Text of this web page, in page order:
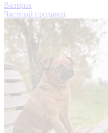
Валерия
Частный продавец